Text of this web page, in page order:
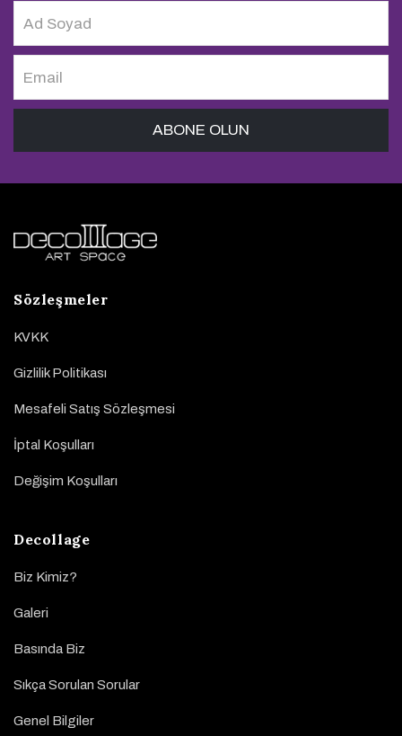
Sözleşmeler
KVKK
Gizlilik Politikası
Mesafeli Satış Sözleşmesi
İptal Koşulları
Değişim Koşulları
Decollage
Biz Kimiz?
Galeri
Basında Biz
Sıkça Sorulan Sorular
Genel Bilgiler